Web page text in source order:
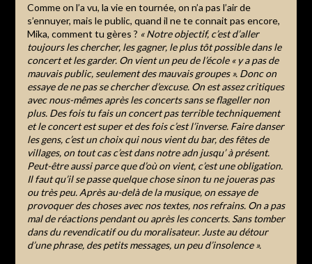
Comme on l’a vu, la vie en tournée, on n’a pas l’air de
s’ennuyer, mais le public, quand il ne te connait pas encore,
Mika, comment tu gères ? « Notre objectif, c’est d’aller
toujours les chercher, les gagner, le plus tôt possible dans le
concert et les garder. On vient un peu de l’école « y a pas de
mauvais public, seulement des mauvais groupes ». Donc on
essaye de ne pas se chercher d’excuse. On est assez critiques
avec nous-mêmes après les concerts sans se flageller non
plus. Des fois tu fais un concert pas terrible techniquement
et le concert est super et des fois c’est l’inverse. Faire danser
les gens, c’est un choix qui nous vient du bar, des fêtes de
villages, on tout cas c’est dans notre adn jusqu’ à présent.
Peut-être aussi parce que d’où on vient, c’est une obligation.
Il faut qu’il se passe quelque chose sinon tu ne joueras pas
ou très peu. Après au-delà de la musique, on essaye de
provoquer des choses avec nos textes, nos refrains. On a pas
mal de réactions pendant ou après les concerts. Sans tomber
dans du revendicatif ou du moralisateur. Juste au détour
d’une phrase, des petits messages, un peu d’insolence ».